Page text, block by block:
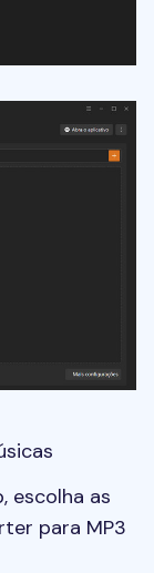
escolha as
para MP3